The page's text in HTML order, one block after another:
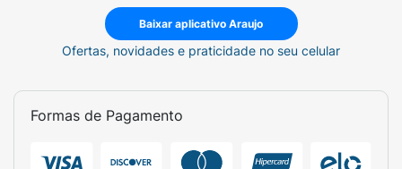
SEED BUTTER; OLEA EUROPAEA FRUIT OIL;
PERSEA GRATISSIMA OIL; PRUNUS
AMYGDALUS DULCIS OIL; HELIANTHUS
BUTYLPHENYL METHYLPROPIONAL;
CITRONELLOL; COUMARIN; GERANIOL;
LIMONENE; LINALOOL.
Baixar aplicativo Araujo
Ofertas, novidades e praticidade no seu celular
Formas de Pagamento